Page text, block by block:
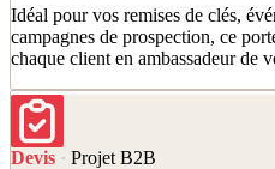
Idéal pour vos remises de clés,
campagnes de prospection, ce
chaque client en ambassadeur de
Devis · Projet B2B